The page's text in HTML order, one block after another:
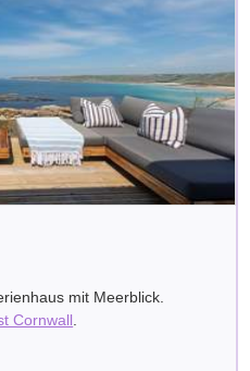
mit Meerblick.
Cornwall